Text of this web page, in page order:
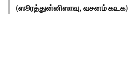
(ஸூரத்துன்னிஸாவு, வசனம் ௧௨௧)